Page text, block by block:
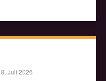
8. Juli 2026